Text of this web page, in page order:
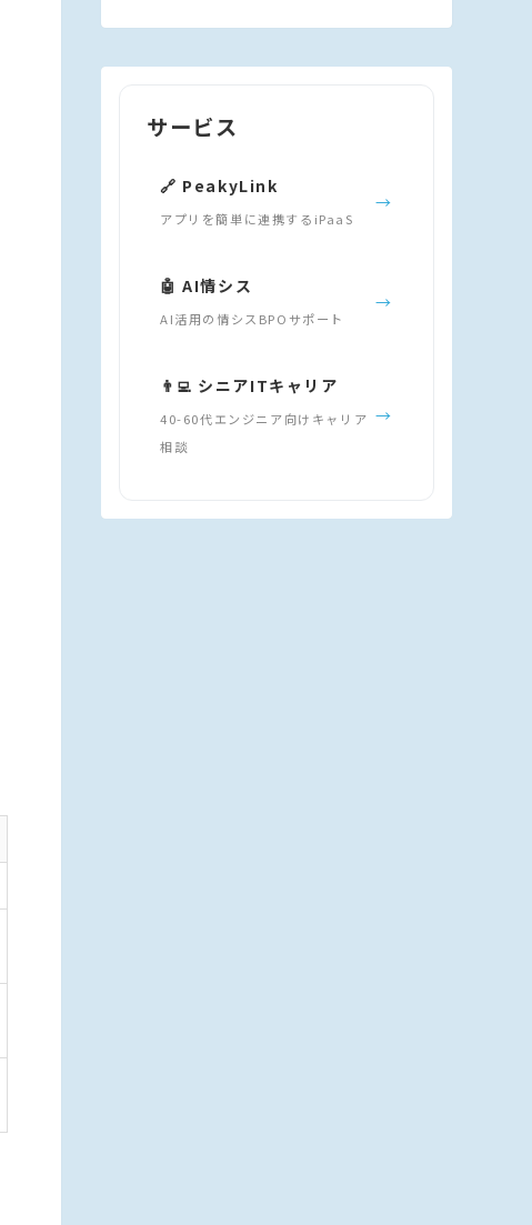
サービス
🔗 PeakyLink
アプリを簡単に連携するiPaaS
→
🤖 AI情シス
AI活用の情シスBPOサポート
→
👨‍💻 シニアITキャリア
40-60代エンジニア向けキャリア
相談
→